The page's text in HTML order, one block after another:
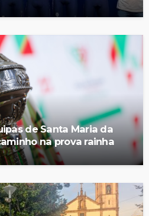
de Santa Maria da
na prova rainha